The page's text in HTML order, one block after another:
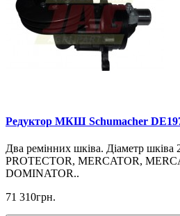
Редуктор МКШ Schumacher
Два ремінних шківа. Діаметр
PROTECTOR, MERCATOR,
DOMINATOR..
71 310грн.